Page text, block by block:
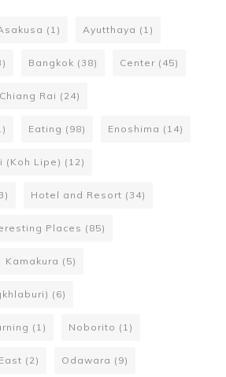
(1) Ayutthaya (1)
Bangkok (38) Center (45)
Chiang Rai (24)
Eating (98) Enoshima (14)
(Koh Lipe) (12)
Hotel and Resort (34)
Places (85)
Kamakura (5)
(6)
(1) Noborito (1)
(2) Odawara (9)